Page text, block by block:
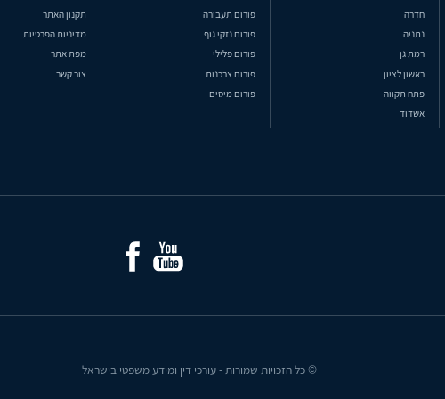
חדרה
נתניה
רמת גן
ראשון לציון
פתח תקווה
אשדוד
פורום תעבורה
פורום נזקי גוף
פורום פלילי
פורום צרכנות
פורום מיסים
תקנון האתר
מדיניות הפרטיות
מפת אתר
צור קשר
© כל הזכויות שמורות - עורכי דין ומידע משפטי בישראל